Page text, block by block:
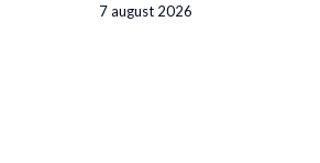
7 august 2026